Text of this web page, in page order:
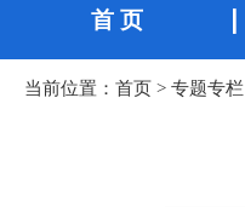
首 页
当前位置： 首页 > 专题专栏